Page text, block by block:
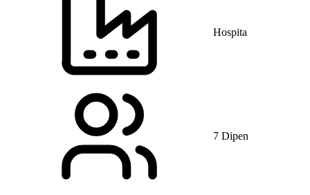
Hospital & Health
7 Dipendenti